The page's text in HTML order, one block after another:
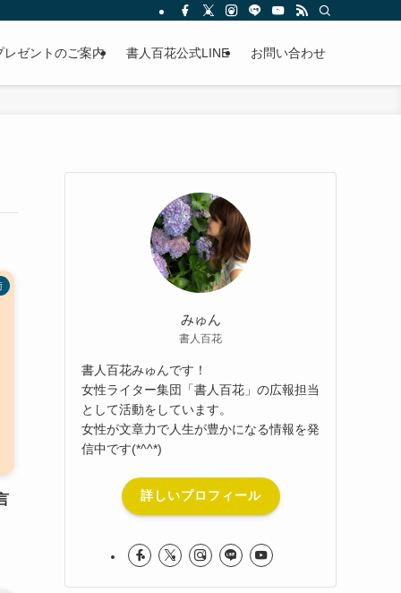
レゼントのご案内 書人百花公式LINE お問い合わせ
みゅん
書人百花
書人百花みゅんです！
女性ライター集団「書人百花」の広報担当
として活動をしています。
女性が文章力で人生が豊かになる情報を発
信中です(*^^*)
詳しいプロフィール